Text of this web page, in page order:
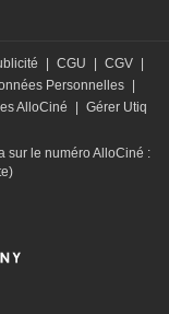
CGU CGV
Personnelles
AlloCiné
Gérer Utiq
sur le numéro AlloCiné :